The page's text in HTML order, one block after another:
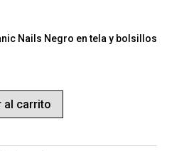
Nails Negro en tela y bolsillos
al carrito